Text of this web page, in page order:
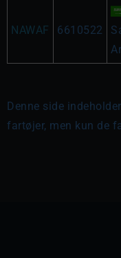
NAWAF 6610522
Denne side
fartøjer, men kun de